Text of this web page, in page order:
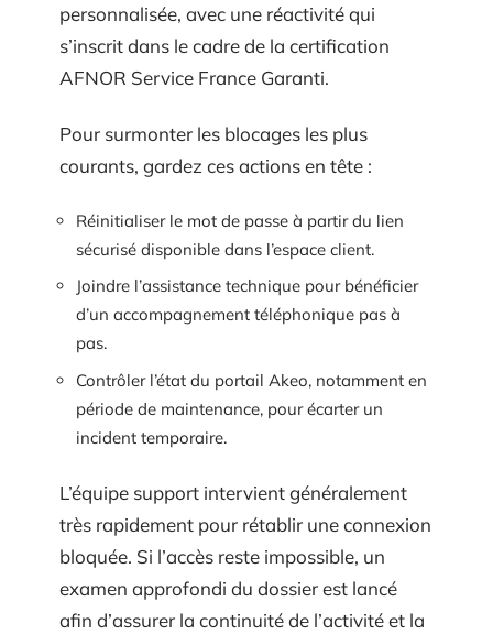
personnalisée, avec une réactivité qui
s’inscrit dans le cadre de la certification
AFNOR Service France Garanti.
Pour surmonter les blocages les plus
courants, gardez ces actions en tête :
Réinitialiser le mot de passe à partir du lien
sécurisé disponible dans l’espace client.
Joindre l’assistance technique pour bénéficier
d’un accompagnement téléphonique pas à
pas.
Contrôler l’état du portail Akeo, notamment en
période de maintenance, pour écarter un
incident temporaire.
L’équipe support intervient généralement
très rapidement pour rétablir une connexion
bloquée. Si l’accès reste impossible, un
examen approfondi du dossier est lancé
afin d’assurer la continuité de l’activité et la